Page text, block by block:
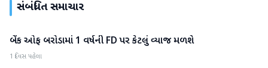
સંબંધિત સમાચાર
બિઝનેસ
બેંક ઓફ બરોડામાં 1 વર્ષની FD પર કેટલું વ્યાજ મળશે
1 દિવસ પહેલા